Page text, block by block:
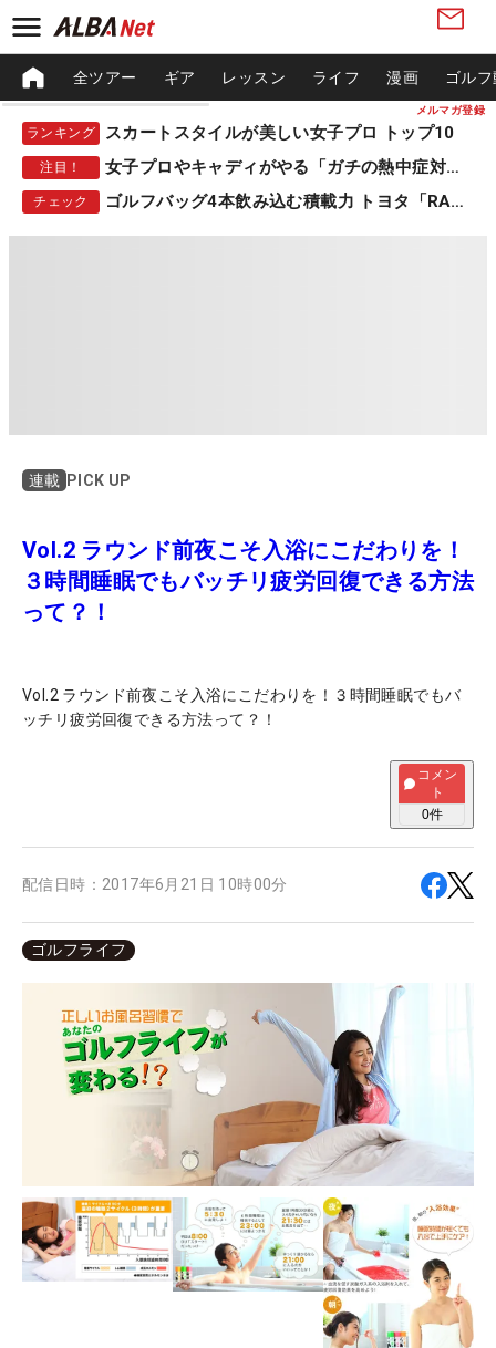
メルマガ登録
全ツアー ギア レッスン ライフ 漫画 ゴル
ランキング スカートスタイルが美しい女子プロ トップ10
注目！ 女子プロやキャディがやる「ガチの熱中症対策」
チェック ゴルフバッグ4本飲み込む積載力 トヨタ「RAV4」
連載 PICK UP
Vol.2 ラウンド前夜こそ入浴にこだわりを！
３時間睡眠でもバッチリ疲労回復できる方法
って？！
Vol.2 ラウンド前夜こそ入浴にこだわりを！３時間睡眠でもバ
ッチリ疲労回復できる方法って？！
コメン
ト
0件
配信日時： 2017年6月21日 10時00分
ゴルフライフ